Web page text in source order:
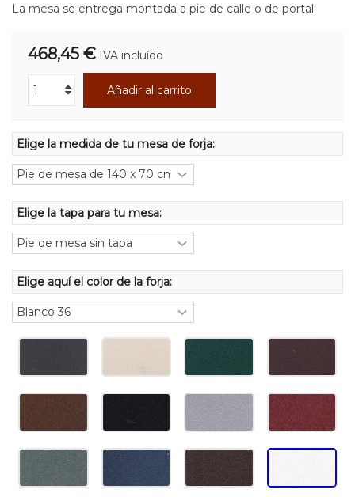
La mesa se entrega montada a pie de calle o de portal.
468,45 € IVA incluído
Añadir al carrito
Elige aquí el color de la forja:
Elige la medida de tu mesa de forja:
Elige la tapa para tu mesa: